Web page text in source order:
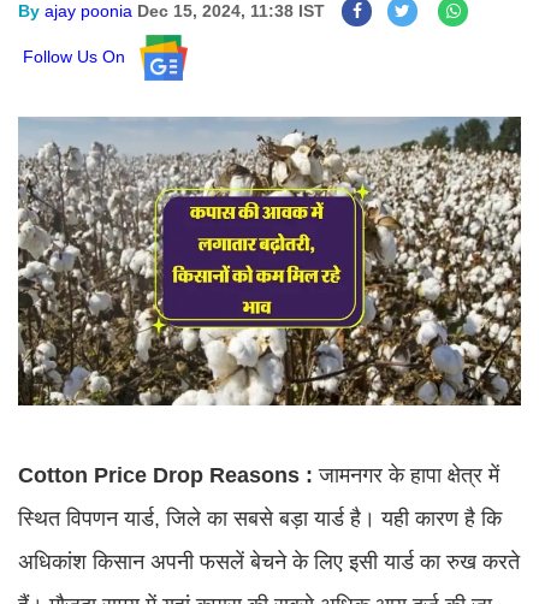
By ajay poonia Dec 15, 2024, 11:38 IST
Follow Us On
Cotton Price Drop Reasons : जामनगर के हापा क्षेत्र में
स्थित विपणन यार्ड, जिले का सबसे बड़ा यार्ड है। यही कारण है कि
अधिकांश किसान अपनी फसलें बेचने के लिए इसी यार्ड का रुख करते